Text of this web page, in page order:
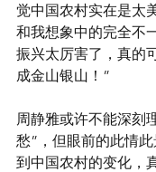
觉中国农村实在是太
和我想象中的完全不
振兴太厉害了，真的
成金山银山！”
周静雅或许不能深刻
愁”，但眼前的此情
到中国农村的变化，